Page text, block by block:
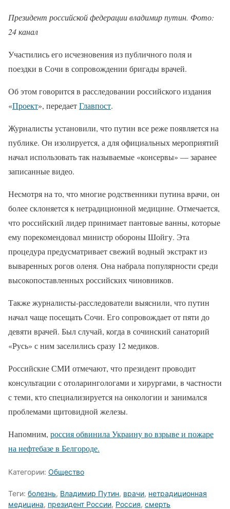
Президент российской федерации владимир путин. Фото:
24 канал
Участились его исчезновения из публичного поля и
поездки в Сочи в сопровождении бригады врачей.
Об этом говорится в расследовании российского издания
«Проект», передаетГлавпост.
Журналисты установили, что путин все реже появляется на
публике. Он изолируется, а для официальных мероприятий
начал использовать так называемые «консервы» — заранее
записанные видео.
Несмотря на то, что многие родственники путина врачи, он
более склоняется к нетрадиционной медицине. Отмечается,
что российский лидер принимает пантовые ванны, которые
ему порекомендовал министр обороны Шойгу. Эта
процедура предусматривает свежий водный экстракт из
вываренных рогов оленя. Она набрала популярности среди
высокопоставленных российских чиновников.
Также журналисты-расследователи выяснили, что путин
начал чаще посещать Сочи. Его сопровождает от пяти до
девяти врачей. Был случай, когда в сочинский санаторий
«Русь» с ним заселились сразу 12 медиков.
Российские СМИ отмечают, что президент проводит
консультации с отоларингологами и хирургами, в частности
с теми, кто специализируется на онкологии и занимался
проблемами щитовидной железы.
Напомним, россия обвинила Украину во взрыве и пожаре
на нефтебазе в Белгороде.
Категории: Общество
Теги: болезнь, Владимир Путин, врачи, нетрадиционная
медицина, президент России, Россия, смерть